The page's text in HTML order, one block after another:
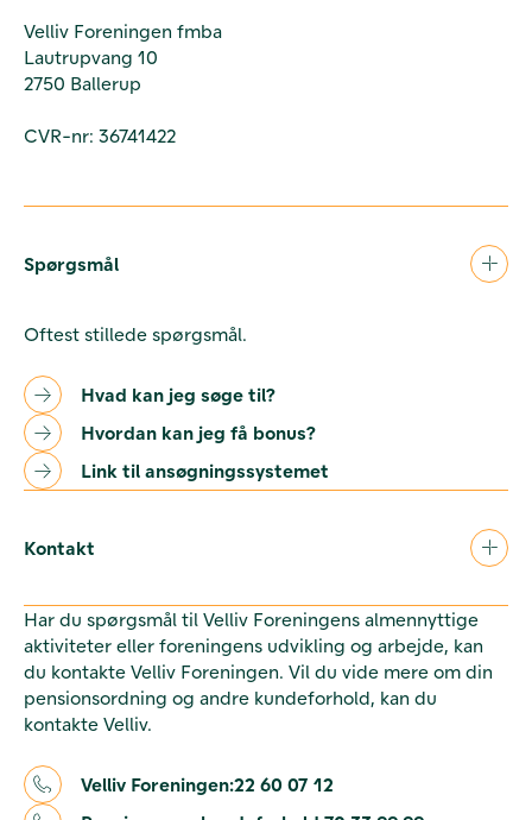
Velliv Foreningen fmba
Lautrupvang 10
2750 Ballerup
CVR-nr: 36741422
Spørgsmål
Oftest stillede spørgsmål.
Hvad kan jeg søge til?
Hvordan kan jeg få bonus?
Link til ansøgningssystemet
Kontakt
Har du spørgsmål til Velliv Foreningens almennyttige
aktiviteter eller foreningens udvikling og arbejde, kan
du kontakte Velliv Foreningen. Vil du vide mere om din
pensionsordning og andre kundeforhold, kan du
kontakte Velliv.
Velliv Foreningen:22 60 07 12